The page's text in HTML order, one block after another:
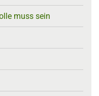
muss sein